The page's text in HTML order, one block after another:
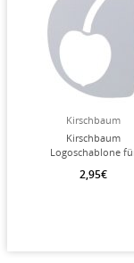
Kirschbaum
Kirschbaum
Logoschablone
- 1 Stück
2,95€